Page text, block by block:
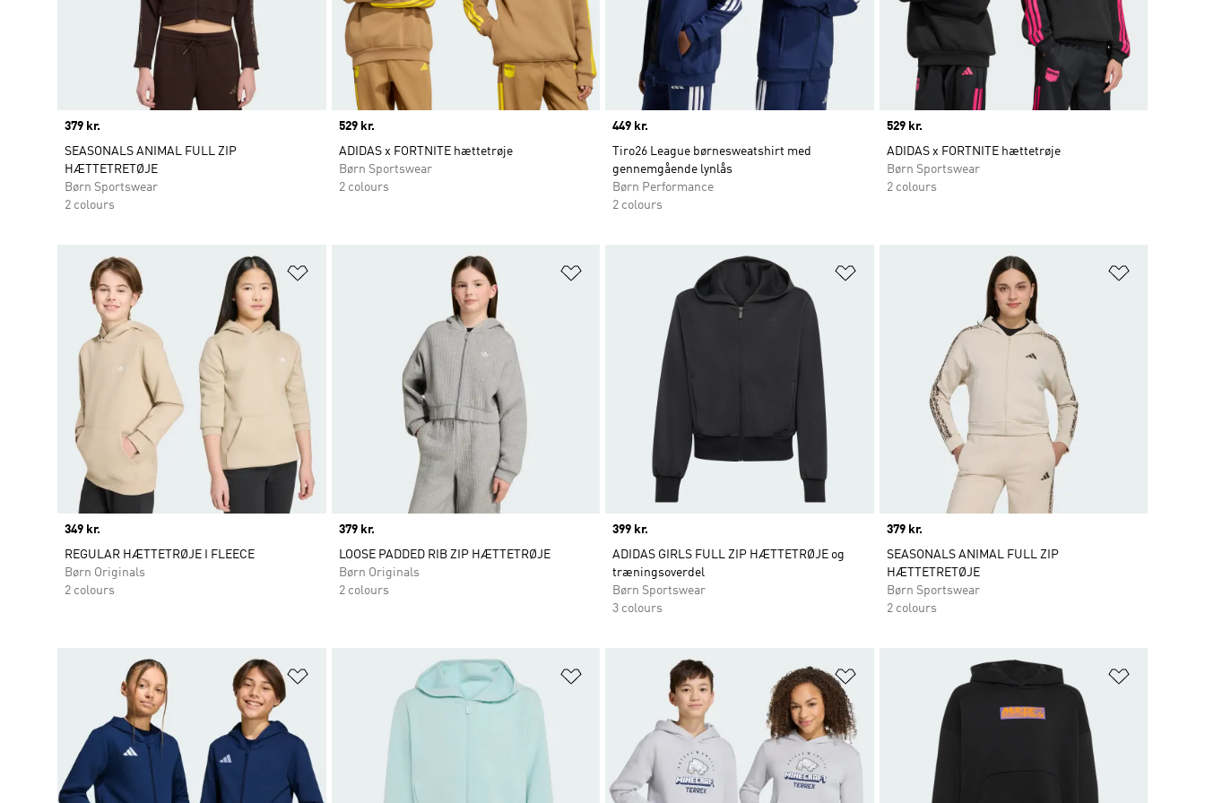
Price
379 kr.
SEASONALS ANIMAL FULL ZIP
HÆTTETRETØJE
Børn Sportswear
2 colours
Price
529 kr.
ADIDAS x FORTNITE hættetrøje
Børn Sportswear
2 colours
Price
449 kr.
Tiro26 League børnesweatshirt med
gennemgående lynlås
Børn Performance
2 colours
Price
529 kr.
ADIDAS x FORTNITE hættetrøje
Børn Sportswear
2 colours
Price
349 kr.
REGULAR HÆTTETRØJE I FLEECE
Børn Originals
2 colours
Price
379 kr.
LOOSE PADDED RIB ZIP HÆTTETRØJE
Børn Originals
2 colours
Price
399 kr.
ADIDAS GIRLS FULL ZIP HÆTTETRØJE og
træningsoverdel
Børn Sportswear
3 colours
Price
379 kr.
SEASONALS ANIMAL FULL ZIP
HÆTTETRETØJE
Børn Sportswear
2 colours
Føj til ønskeliste